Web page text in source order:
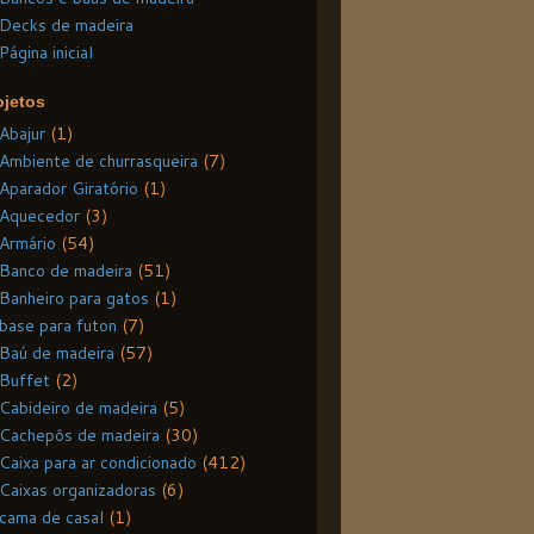
de madeira
inicial
(1)
de churrasqueira (7)
Giratório (1)
(3)
(54)
de madeira (51)
para gatos (1)
para futon (7)
de madeira (57)
(2)
de madeira (5)
de madeira (30)
para ar condicionado (412)
organizadoras (6)
de casal (1)